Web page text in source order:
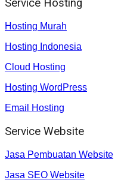
Service Hosting
Hosting Murah
Hosting Indonesia
Cloud Hosting
Hosting WordPress
Email Hosting
Service Website
Jasa Pembuatan Website
Jasa SEO Website